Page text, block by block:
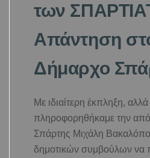
των
Απάντηση
Δήμαρχο
Με ιδιαίτερη έκπληξη,
πληροφορηθήκαμε την
Σπάρτης Μιχάλη
δημοτικών συμβούλων